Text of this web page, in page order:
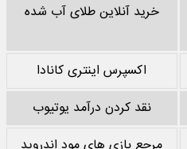
خرید آنلاین طلای آب شده
اکسپرس اینتری کانادا
نقد کردن درآمد یوتیوب